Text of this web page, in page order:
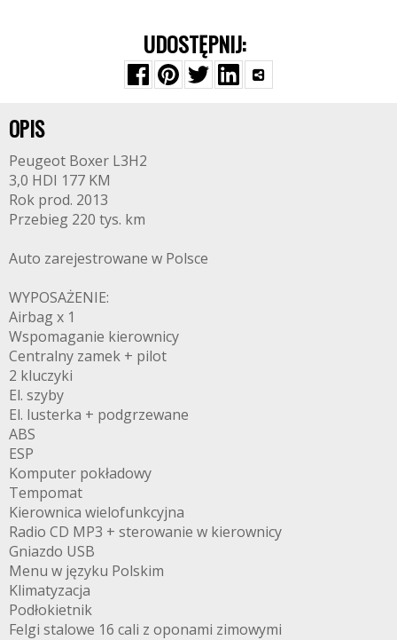
UDOSTĘPNIJ:
OPIS
Peugeot Boxer L3H2
3,0 HDI 177 KM
Rok prod. 2013
Przebieg 220 tys. km
Auto zarejestrowane w Polsce
WYPOSAŻENIE:
Airbag x 1
Wspomaganie kierownicy
Centralny zamek + pilot
2 kluczyki
El. szyby
El. lusterka + podgrzewane
ABS
ESP
Komputer pokładowy
Tempomat
Kierownica wielofunkcyjna
Radio CD MP3 + sterowanie w kierownicy
Gniazdo USB
Menu w języku Polskim
Klimatyzacja
Podłokietnik
Felgi stalowe 16 cali z oponami zimowymi